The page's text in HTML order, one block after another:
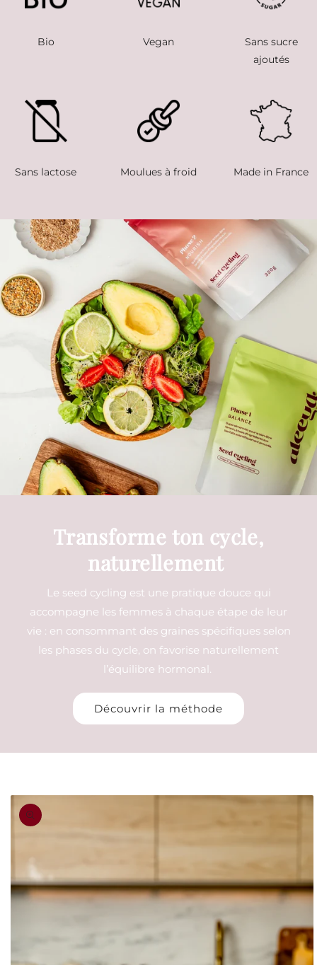
Bio Vegan
Sans sucre
ajoutés
Sans lactose Moulues à froid Made in France
Transforme ton cycle,
naturellement
Le seed cycling est une pratique douce qui
accompagne les femmes à chaque étape de leur
vie : en consommant des graines spécifiques selon
les phases du cycle, on favorise naturellement
l’équilibre hormonal.
Découvrir la méthode
Passer aux
informations
produits